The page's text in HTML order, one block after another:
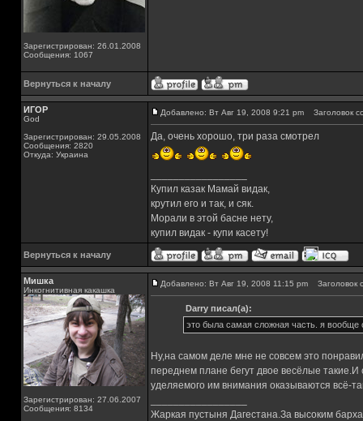
Зарегистрирован: 26.01.2008
Сообщения: 1067
Вернуться к началу
ИГОР
God
Зарегистрирован: 29.05.2008
Сообщения: 2820
Откуда: Украина
Добавлено: Вт Авг 19, 2008 9:21 pm Заголовок
Да, очень хорошо, три раза смотрел
Купил казак Мамай видак,
крутил его и так, и сяк.
Морали в этой басне нету,
купил видак - купи касету!
Вернуться к началу
Мишка
Инкогнитивная какашка
Зарегистрирован: 27.06.2007
Сообщения: 8134
Добавлено: Вт Авг 19, 2008 11:15 pm Заголовок
Darry писал(а):
это была самая сложная часть. я вообще
Ну,на самом деле мне не совсем это
переднем плане бегут двое весёлые такие.И
уделяемого им внимания оказываются всё-
Жаркая пустыня Дагестана.За высоким